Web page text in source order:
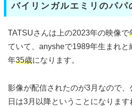
バイリンガルエミリのパパ
TATSUさんは上の2023年の映像で
ていて、anysheで1989年生まれと
年35歳になります。
影像が配信されたのが3月なので
日は3月以降ということになります